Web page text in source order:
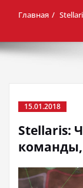
Главная
15.01.2018
Stellaris: